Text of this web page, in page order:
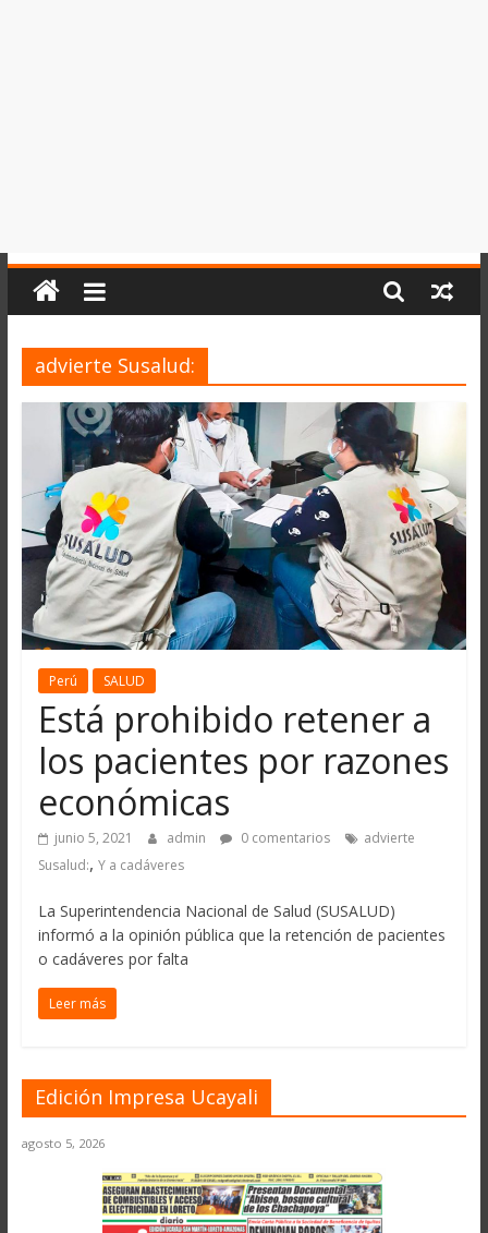
advierte Susalud:
Perú SALUD
Está prohibido retener a
los pacientes por razones
económicas
junio 5, 2021 admin 0 comentarios
advierte
Susalud:, Y a cadáveres
La Superintendencia Nacional de Salud (SUSALUD)
informó a la opinión pública que la retención de pacientes
o cadáveres por falta
Leer más
Edición Impresa Ucayali
agosto 5, 2026